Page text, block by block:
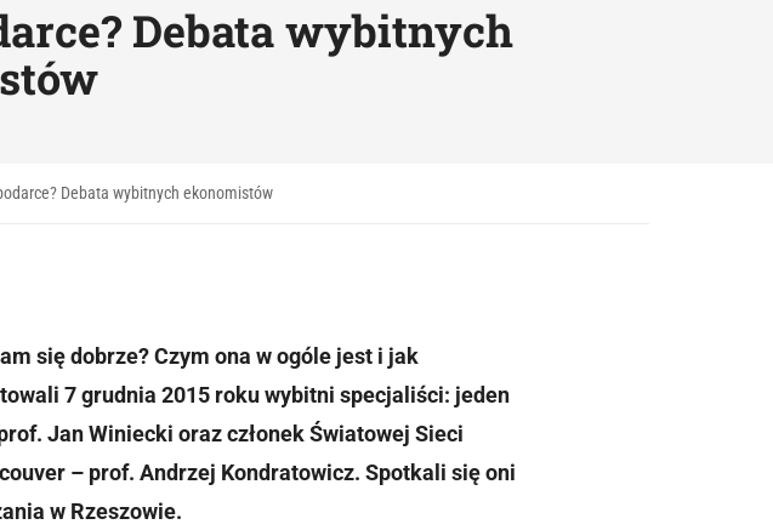
Debata wybitnych
Debata wybitnych ekonomistów
się dobrze? Czym ona w ogóle jest i jak
7 grudnia 2015 roku wybitni specjaliści: jeden
Jan Winiecki oraz członek Światowej Sieci
– prof. Andrzej Kondratowicz. Spotkali się oni
w Rzeszowie.